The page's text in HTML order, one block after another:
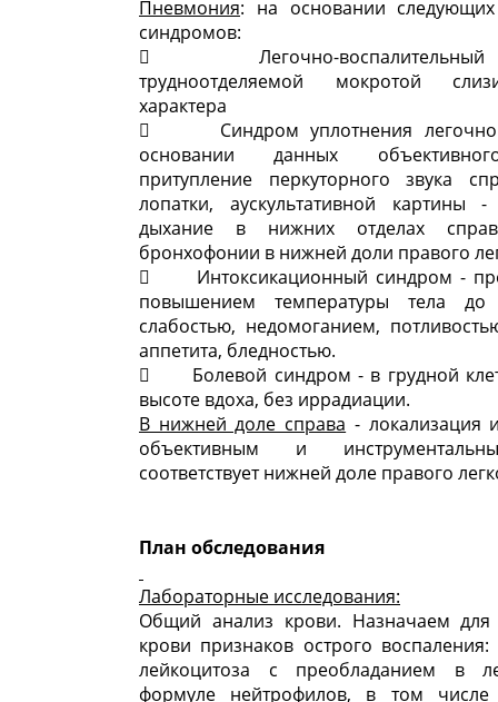
Пневмония: на основании следующих
синдромов:
 Легочно-воспалительный
трудноотделяемой мокротой
характера
 Синдром уплотнения
основании данных
притупление перкуторного звука
лопатки, аускультативной картины -
дыхание в нижних отделах
бронхофонии в нижней доли правого
 Интоксикационный синдром -
повышением температуры тела
слабостью, недомоганием,
аппетита, бледностью.
 Болевой синдром - в грудной
высоте вдоха, без иррадиации.
В нижней доле справа - локализация
объективным и
соответствует нижней доле правого
План обследования
Лабораторные исследования:
Общий анализ крови. Назначаем
крови признаков острого
лейкоцитоза с преобладанием в
формуле нейтрофилов, в том